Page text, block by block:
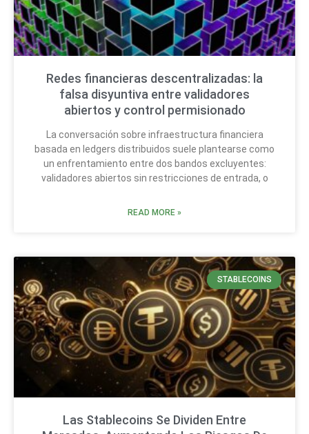
Redes financieras descentralizadas: la
falsa disyuntiva entre validadores
abiertos y control permisionado
La conversación sobre infraestructura financiera
basada en ledgers distribuidos suele plantearse como
un enfrentamiento entre dos bandos excluyentes:
validadores abiertos sin restricciones de entrada, o
READ MORE »
STABLECOINS
Las Stablecoins Se Dividen Entre